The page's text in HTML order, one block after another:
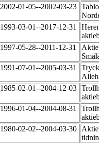
2002-01-05--2002-03-23
1993-03-01--2017-12-31
1997-05-28--2011-12-31
1991-07-01--2005-03-31
1985-02-01--2004-12-03
1996-01-04--2004-08-31
1980-02-02--2004-03-30